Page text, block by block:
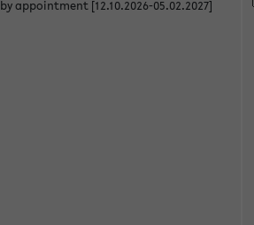
by appointment [12.10.2026-05.02.2027]